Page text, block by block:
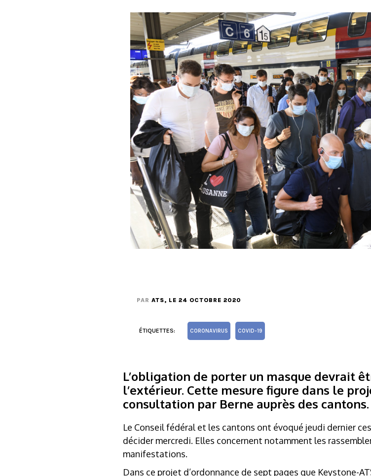
PAR ATS, LE 24 OCTOBRE 2020
ÉTIQUETTES: CORONAVIRUS COVID-19
L’obligation de porter un masque devrait
l’extérieur. Cette mesure figure dans le
consultation par Berne auprès des cantons.
Le Conseil fédéral et les cantons ont évoqué jeudi dernier
décider mercredi. Elles concernent notamment les
manifestations.
Dans ce projet d’ordonnance de sept pages que Keystone-